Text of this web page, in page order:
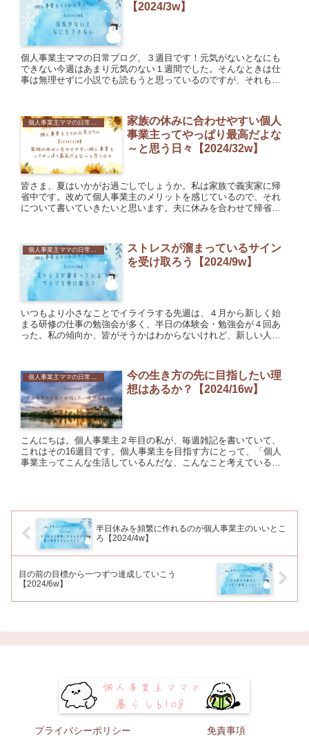
【2024/3w】
個人事業主ママの日常ブログ、３週目です！元気がないとなにも
できない今週はあまり元気のない１週間でした。そんなときは仕
事は無理せずに小説でも読もうと思っているのですが、それもで
家族の休みに合わせやすい個人
事業主ってやっぱり最高だよな
～と思う日々【2024/32w】
皆さま、夏はいかがお過ごしでしょうか。私は家族で義実家に帰
省中です。改めて個人事業主のメリットを感じているので、それ
について書いていきたいと思います。夫に休みを合わせて帰省や
ストレスが溜まっているサイン
を受け取ろう【2024/9w】
いつもより小さなことでイライラする先週は、４月から新しく始
まる研修の仕事の勉強会が多く、半日の体験会・勉強会が４回あ
った。私の傾向か、皆がそうかはわからないけれど、新しい人と
個人事業主ママの日常コラム
今の生き方の先に目指したい理
想はあるか？【2024/16w】
こんにちは。個人事業主２年目の私が、毎週雑記を書いていて、
これはその16週目です。個人事業主を目指す方にとって、「個人
事業主ってこんな生活しているんだな、こんなこと考えているん
半日休みを頻繁に作れるのが個人事業主のいいとこ
ろ【2024/4w】
目の前の目標から一つずつ達成していこう
【2024/6w】
プライバシーポリシー 免責事項